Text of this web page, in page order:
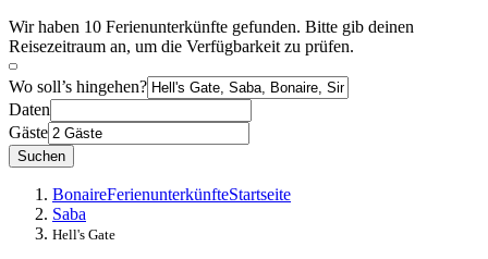
Wir haben 10 Ferienunterkünfte gefunden. Bitte gib deinen
Reisezeitraum an, um die Verfügbarkeit zu prüfen.
Wo soll’s hingehen?
Daten
Gäste
Suchen
BonaireFerienunterkünfteStartseite
Saba
Hell's Gate